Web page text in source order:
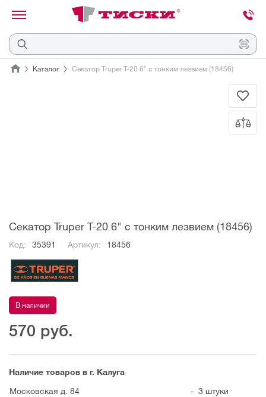
Отмена
Каталог Секатор Truper T-20 6" с тонким лезвием (18456)
Секатор Truper T-20 6" с тонким лезвием (18456)
Код: 35391 Артикул: 18456
В наличии
570 руб.
Наличие товаров в г. Калуга
Московская д. 84
- 3 штуки